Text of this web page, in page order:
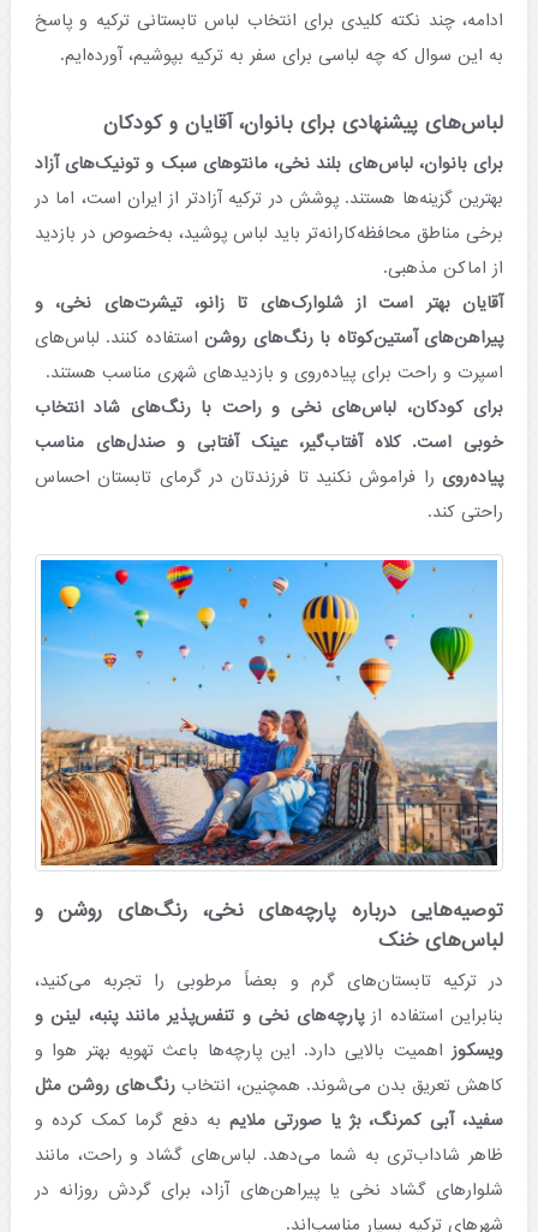
ادامه، چند نکته کلیدی برای انتخاب لباس تابستانی ترکیه و پاسخ
به این سوال که چه لباسی برای سفر به ترکیه بپوشیم، آورده‌ایم.
لباس‌های پیشنهادی برای بانوان، آقایان و کودکان
برای بانوان، لباس‌های بلند نخی، مانتوهای سبک و تونیک‌های آزاد
بهترین گزینه‌ها هستند. پوشش در ترکیه آزادتر از ایران است، اما در
برخی مناطق محافظه‌کارانه‌تر باید لباس پوشید، به‌خصوص در بازدید
از اماکن مذهبی.
آقایان بهتر است از شلوارک‌های تا زانو، تیشرت‌های نخی، و
پیراهن‌های آستین‌کوتاه با رنگ‌های روشن استفاده کنند. لباس‌های
اسپرت و راحت برای پیاده‌روی و بازدیدهای شهری مناسب هستند.
برای کودکان، لباس‌های نخی و راحت با رنگ‌های شاد انتخاب
خوبی است. کلاه آفتاب‌گیر، عینک آفتابی و صندل‌های مناسب
پیاده‌رویرا فراموش نکنید تا فرزندتان در گرمای تابستان احساس
راحتی کند.
توصیه‌هایی درباره پارچه‌های نخی، رنگ‌های روشن و
لباس‌های خنک
در ترکیه تابستان‌های گرم و بعضاً مرطوبی را تجربه می‌کنید،
بنابراین استفاده ازپارچه‌های نخی و تنفس‌پذیر مانند پنبه، لینن و
ویسکوز اهمیت بالایی دارد. این پارچه‌ها باعث تهویه بهتر هوا و
کاهش تعریق بدن می‌شوند. همچنین، انتخاب رنگ‌های روشن مثل
سفید، آبی کمرنگ، بژ یا صورتی ملایم به دفع گرما کمک کرده و
ظاهر شاداب‌تری به شما می‌دهد. لباس‌های گشاد و راحت، مانند
شلوارهای گشاد نخی یا پیراهن‌های آزاد، برای گردش روزانه در
شهرهای ترکیه بسیار مناسب‌اند.